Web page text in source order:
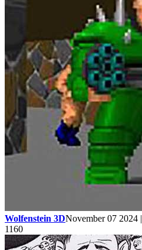
Wolfenstein 3DNovember 07 2024 |
1160